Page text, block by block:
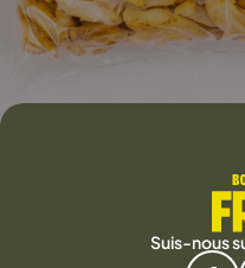
Suis-nous